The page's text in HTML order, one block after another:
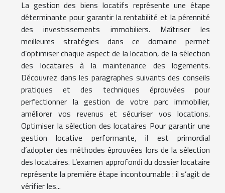
La gestion des biens locatifs représente une étape
déterminante pour garantir la rentabilité et la pérennité
des investissements immobiliers. Maîtriser les
meilleures stratégies dans ce domaine permet
d’optimiser chaque aspect de la location, de la sélection
des locataires à la maintenance des logements.
Découvrez dans les paragraphes suivants des conseils
pratiques et des techniques éprouvées pour
perfectionner la gestion de votre parc immobilier,
améliorer vos revenus et sécuriser vos locations.
Optimiser la sélection des locataires Pour garantir une
gestion locative performante, il est primordial
d’adopter des méthodes éprouvées lors de la sélection
des locataires. L’examen approfondi du dossier locataire
représente la première étape incontournable : il s’agit de
vérifier les...